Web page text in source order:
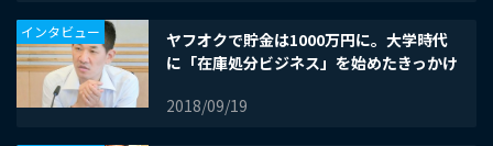
ヤフオクで貯金は1000万円に。大学時代
に「在庫処分ビジネス」を始めたきっかけ
2018/09/19
インタビュー